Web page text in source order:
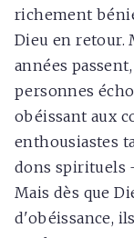
richement
Dieu en retour.
années
personnes
obéissant aux
enthousiastes
dons spirituels
Mais dès que
d'obéissance,